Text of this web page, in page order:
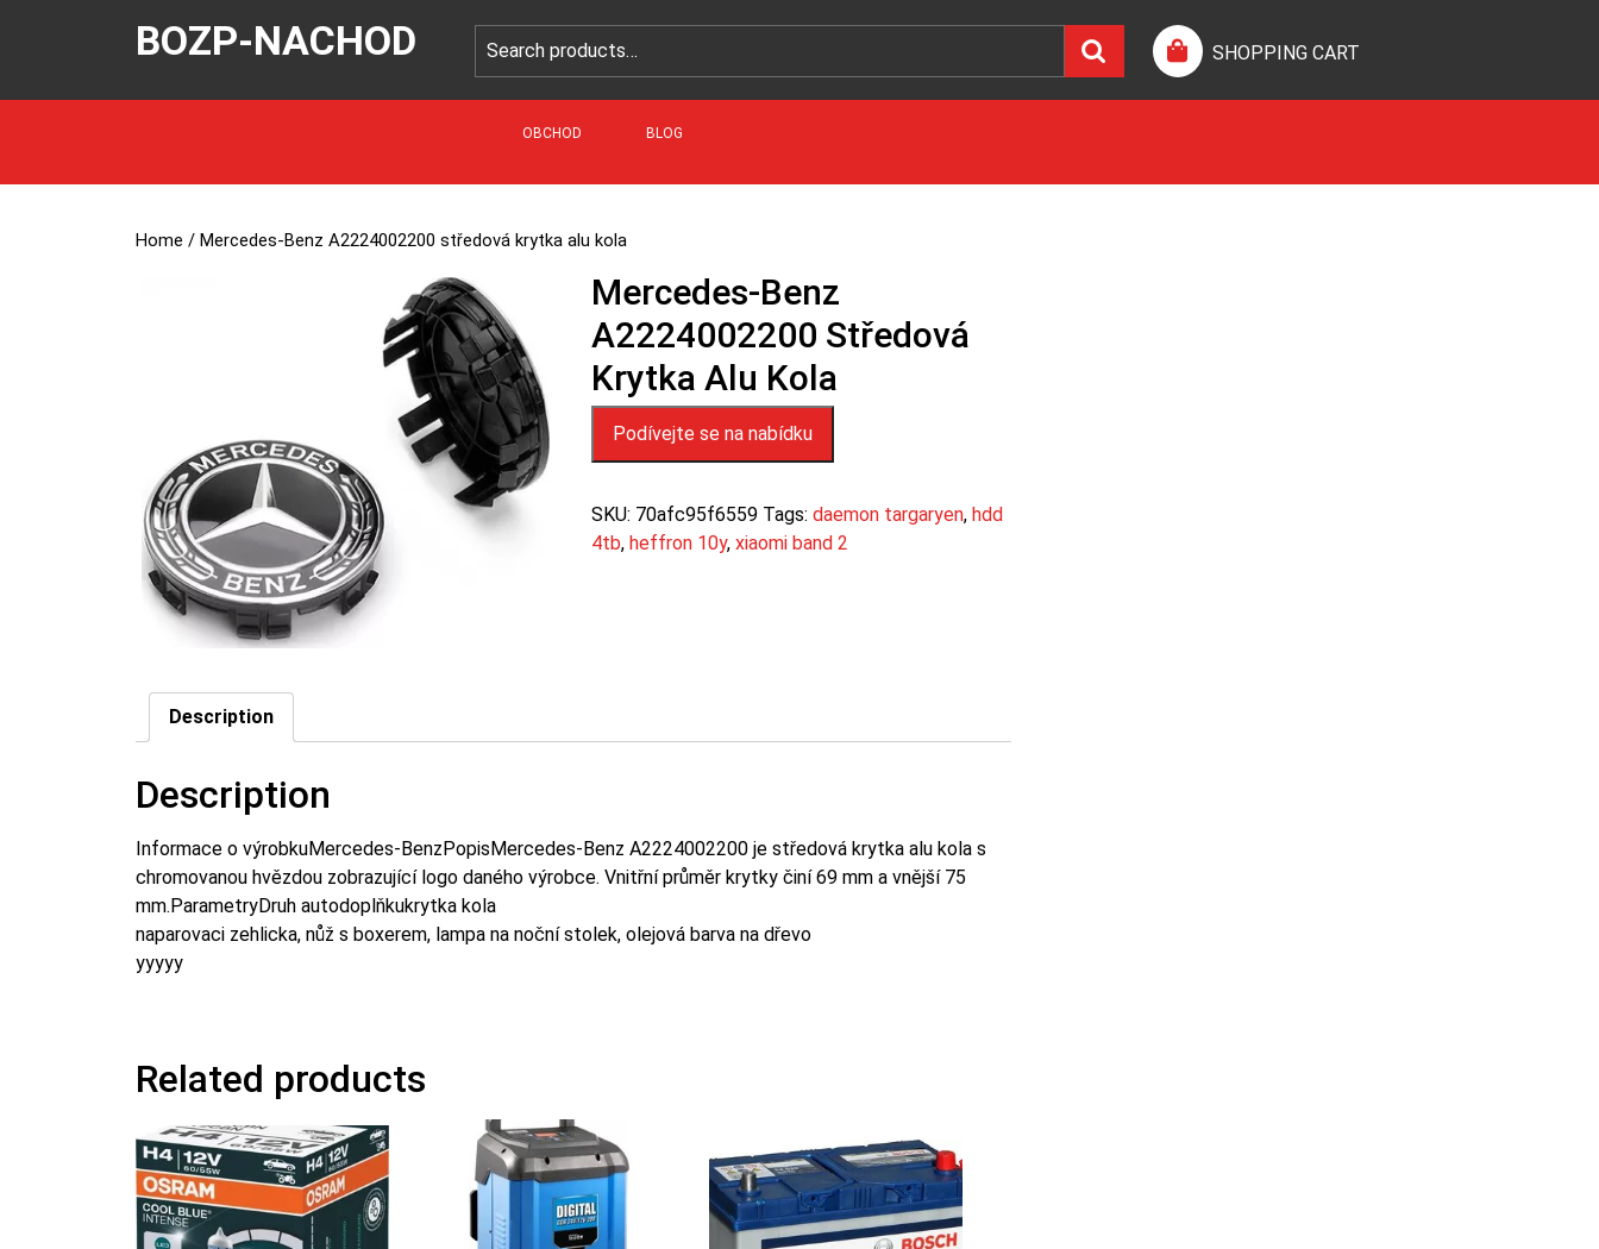
BOZP-NACHOD SHOPPING CART
OBCHOD BLOG
Home / Mercedes-Benz A2224002200 středová krytka alu kola
Mercedes-Benz
A2224002200 Středová
Krytka Alu Kola
Podívejte se na nabídku
SKU: 70afc95f6559 Tags: daemon targaryen, hdd
4tb, heffron 10y, xiaomi band 2
Description
Description
Informace o výrobkuMercedes-BenzPopisMercedes-Benz A2224002200 je středová krytka alu kola s
chromovanou hvězdou zobrazující logo daného výrobce. Vnitřní průměr krytky činí 69 mm a vnější 75
mm.ParametryDruh autodoplňkukrytka kola
naparovaci zehlicka, nůž s boxerem, lampa na noční stolek, olejová barva na dřevo
yyyyy
Related products